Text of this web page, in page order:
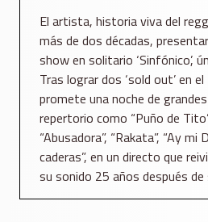
El artista, historia viva del
más de dos décadas,
show en solitario ‘Sinfónico’,
Tras lograr dos ‘sold out’ en
promete una noche de
repertorio como “Puño de
“Abusadora”, “Rakata”, “Ay mi
caderas”, en un directo que
su sonido 25 años después de